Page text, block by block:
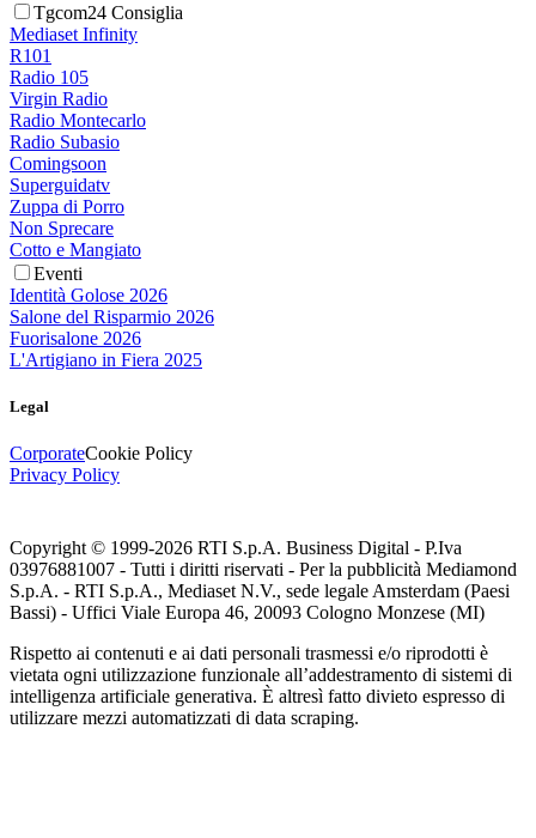
Tgcom24 Consiglia
Mediaset Infinity
R101
Radio 105
Virgin Radio
Radio Montecarlo
Radio Subasio
Comingsoon
Superguidatv
Zuppa di Porro
Non Sprecare
Cotto e Mangiato
Eventi
Identità Golose 2026
Salone del Risparmio 2026
Fuorisalone 2026
L'Artigiano in Fiera 2025
Legal
CorporateCookie Policy
Privacy Policy
Copyright © 1999-2026 RTI S.p.A. Business Digital - P.Iva
03976881007 - Tutti i diritti riservati - Per la pubblicità Mediamond
S.p.A. - RTI S.p.A., Mediaset N.V., sede legale Amsterdam (Paesi
Bassi) - Uffici Viale Europa 46, 20093 Cologno Monzese (MI)
Rispetto ai contenuti e ai dati personali trasmessi e/o riprodotti è
vietata ogni utilizzazione funzionale all’addestramento di sistemi di
intelligenza artificiale generativa. È altresì fatto divieto espresso di
utilizzare mezzi automatizzati di data scraping.